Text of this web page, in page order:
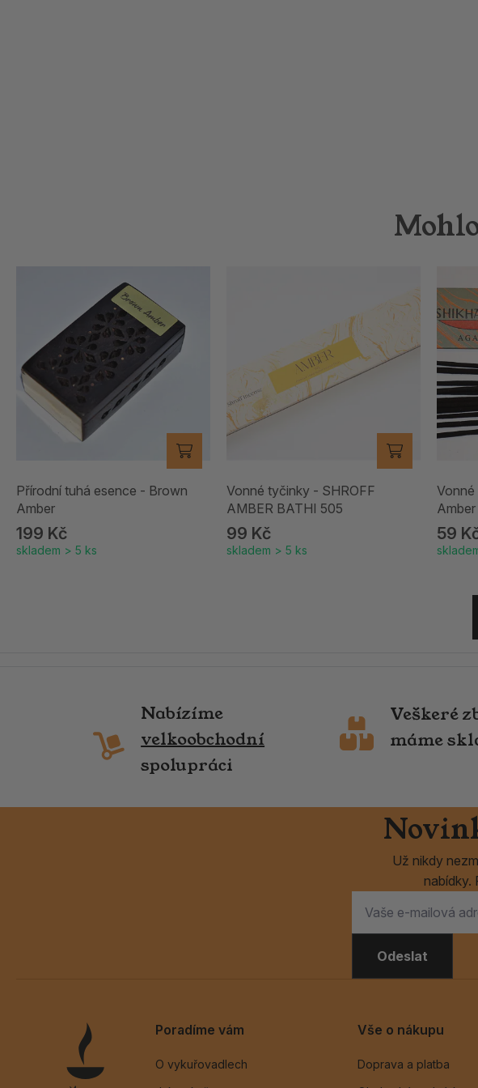
Přírodní tuhá esence - Brown
Amber
199 Kč
skladem > 5 ks
Vonné tyčinky - SHROFF
AMBER BATHI 505
99 Kč
skladem > 5 ks
Amber
59
Nabízíme
velkoobchodní
spolupráci
Veškeré
máme
Už nikdy
nabídky.
Odeslat
Poradíme vám
O vykuřovadlech
Vše o nákupu
Doprava a platba